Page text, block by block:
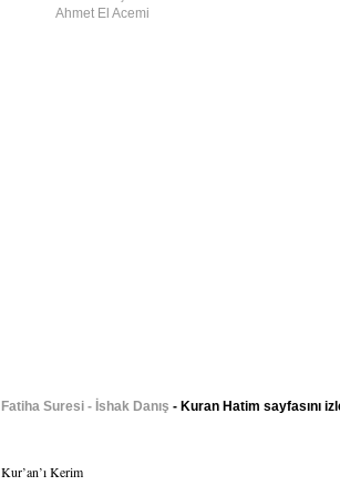
Ahmet El Acemi
Fatiha Suresi - İshak Danış - Kuran Hatim sayfasını
Kur’an’ı Kerim